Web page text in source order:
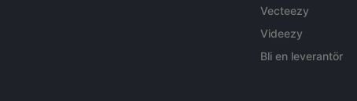
Vecteezy
Videezy
Bli en leverantör